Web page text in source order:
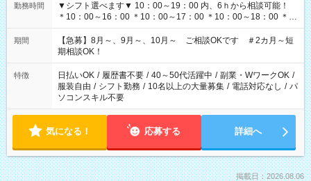
勤務時間
▼シフト選べます▼ 10：00～19：00 内、6ｈから相談可能！
＊10：00～16：00 ＊10：00～17：00 ＊10：00～18：00 ＊
11：00～19：00 ＊12：00～19：00 ＊13：00～19：00
期間
【急募】8月～、9月～、10月～ ご相談OKです ＃2カ月～短
期相談OK！
特徴 日払いOK / 履歴書不要 / 40～50代活躍中 / 副業・WワークOK /
服装自由 / シフト勤務 / 10名以上の大量募集 / 電話対応なし / パ
ソコンスキル不要
気になる！ 応募する 詳細へ
掲載日：2026.08.06